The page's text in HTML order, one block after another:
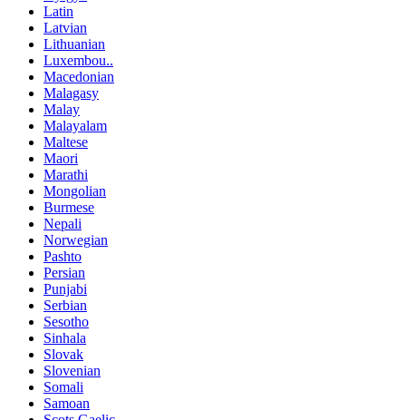
Latin
Latvian
Lithuanian
Luxembou..
Macedonian
Malagasy
Malay
Malayalam
Maltese
Maori
Marathi
Mongolian
Burmese
Nepali
Norwegian
Pashto
Persian
Punjabi
Serbian
Sesotho
Sinhala
Slovak
Slovenian
Somali
Samoan